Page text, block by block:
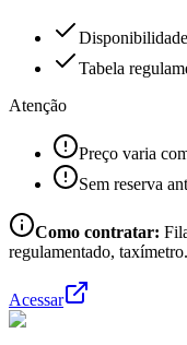
Tabela
Atenção
Preço varia
Sem reserva
Como contratar:
regulamentado, taxímetro.
Acessar